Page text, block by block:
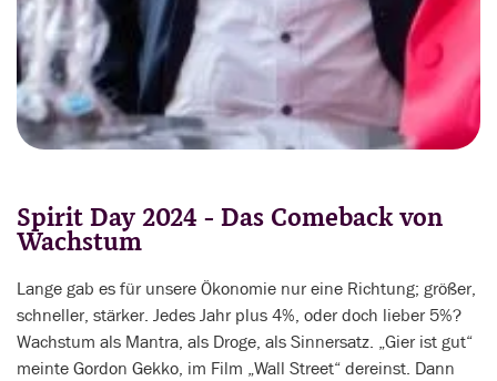
Spirit Day 2024 - Das Comeback von
Wachstum
Lange gab es für unsere Ökonomie nur eine Richtung; größer,
schneller, stärker. Jedes Jahr plus 4%, oder doch lieber 5%?
Wachstum als Mantra, als Droge, als Sinnersatz. „Gier ist gut“
meinte Gordon Gekko, im Film „Wall Street“ dereinst. Dann